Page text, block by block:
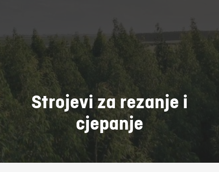
Strojevi za rezanje i
cjepanje